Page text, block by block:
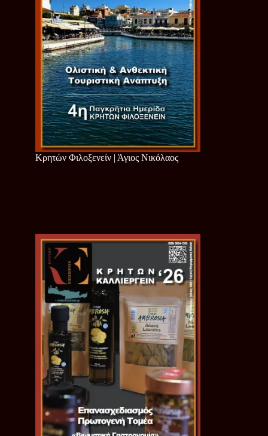
Κρητών Φιλοξενείν | Άγιος Νικόλαος